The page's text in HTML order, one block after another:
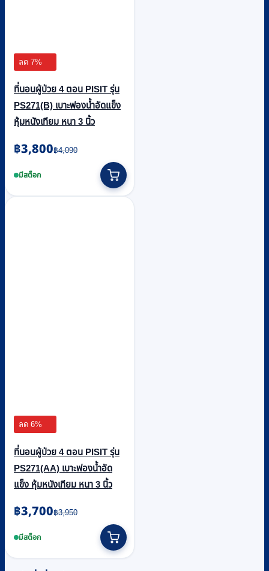
ลด 7%
ที่นอนผู้ป่วย 4 ตอน PISIT รุ่น
PS271(B) เบาะฟองน้ำอัดแข็ง
หุ้มหนังเทียม หนา 3 นิ้ว
฿4,090
Original
price
was:
฿3,800
Current
price
is:มีสต็อก
ลด 6%
ที่นอนผู้ป่วย 4 ตอน PISIT รุ่น
PS271(AA) เบาะฟองน้ำอัด
แข็ง หุ้มหนังเทียม หนา 3 นิ้ว
฿3,950
Original
price
was:
฿3,700
Current
price
is:มีสต็อก